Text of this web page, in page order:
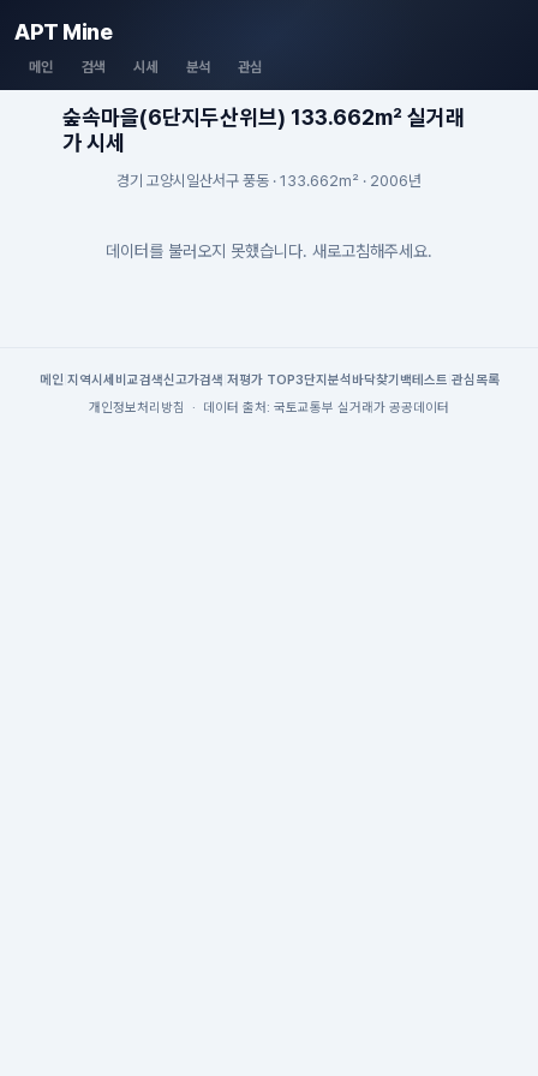
APT Mine
메인 검색 시세 분석 관심
숲속마을(6단지두산위브) 133.662m² 실거래
가 시세
경기 고양시일산서구 풍동 · 133.662m² · 2006년
데이터를 불러오지 못했습니다. 새로고침해주세요.
메인| 지역시세 비교검색신고가검색 저평가 TOP3단지분석 바닥찾기 백테스트 관심목록
개인정보처리방침
· 데이터 출처: 국토교통부 실거래가 공공데이터